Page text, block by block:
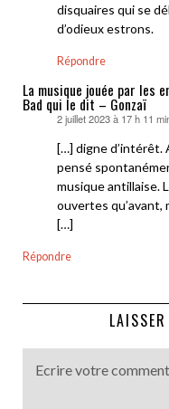
disquaires qui se
d’odieux estrons.
Répondre
La musique jouée par les
Bad qui le dit – Gonzaï
2 juillet 2023 à 17 h 11
[…] digne d’intérêt.
pensé
musique antillaise.
ouvertes qu’avant,
[…]
Répondre